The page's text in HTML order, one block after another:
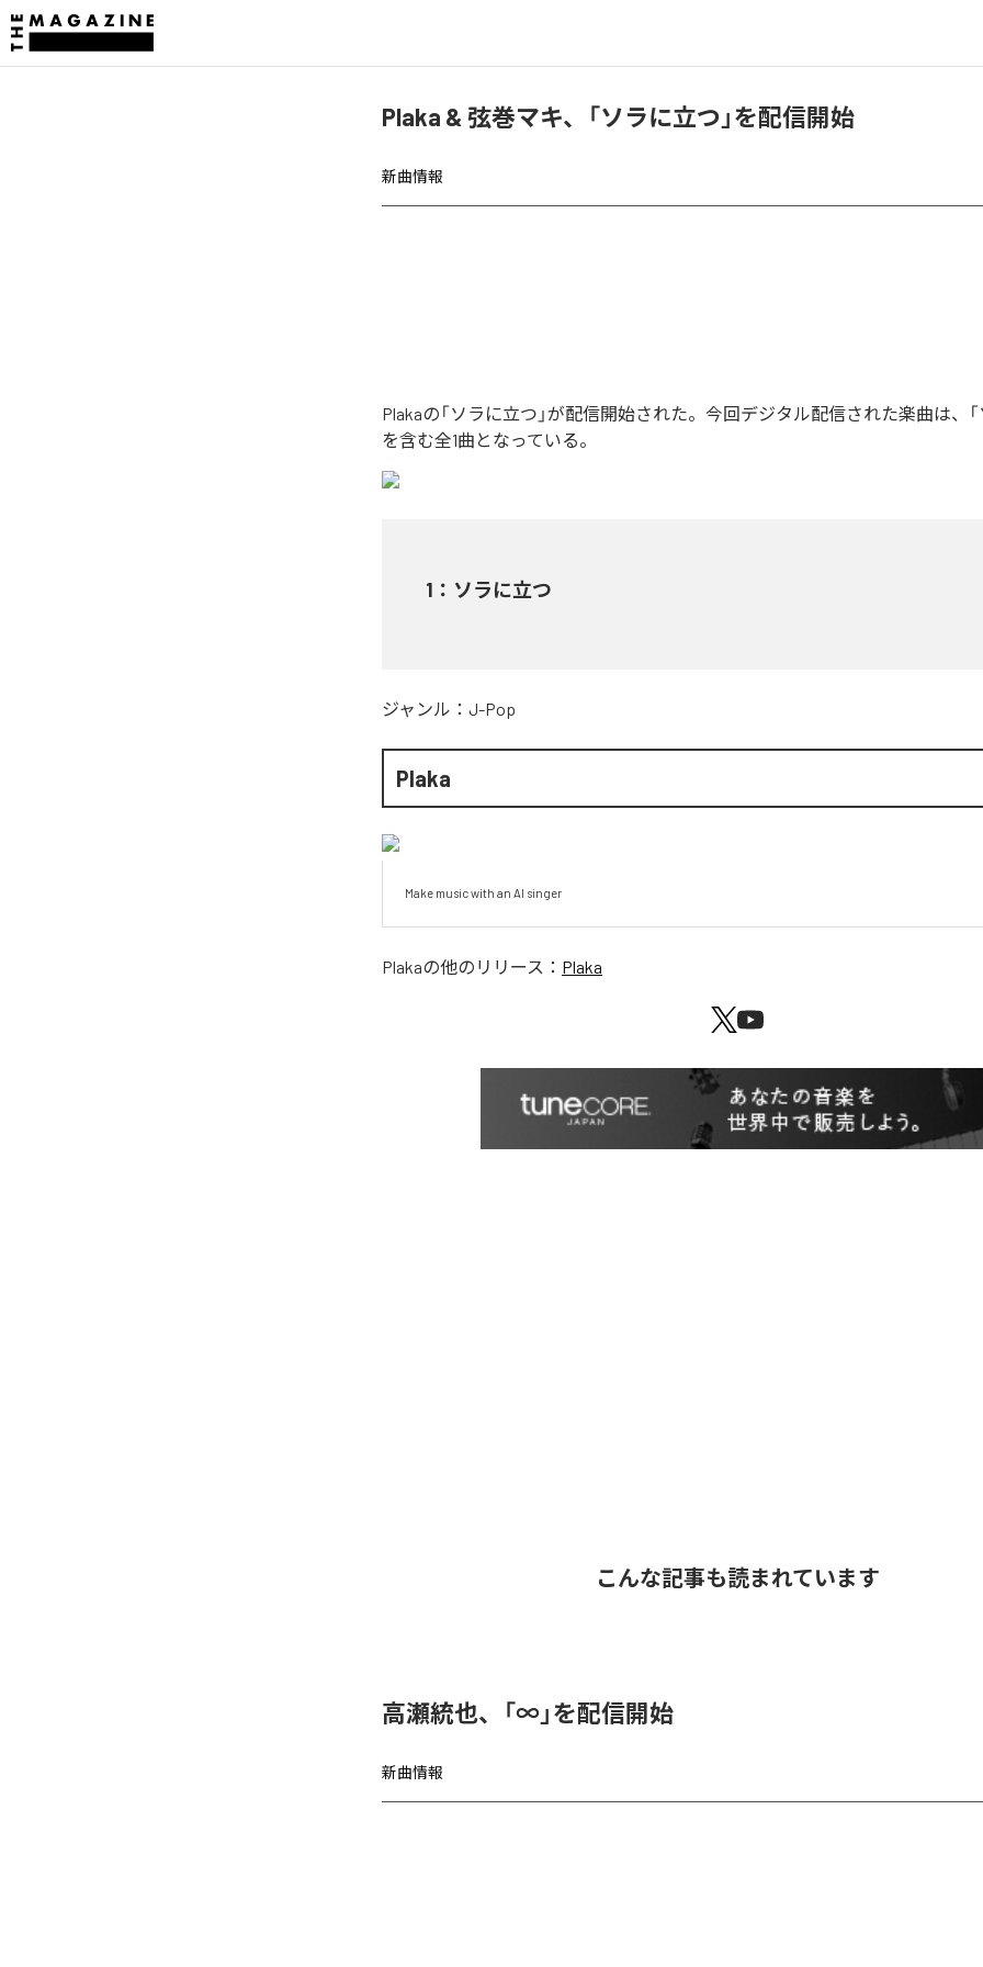
Plaka & 弦巻マキ、「ソラに立つ」を配信開始
新曲情報
Plakaの「ソラに立つ」が配信開始された。今回デジタル配信された楽曲は、「
を含む全1曲となっている。
1 ： ソラに立つ
ジャンル： J-Pop
Plaka
Make music with an AI singer
Plakaの他のリリース： Plaka
こんな記事も読まれています
高瀬統也、「∞」を配信開始
新曲情報